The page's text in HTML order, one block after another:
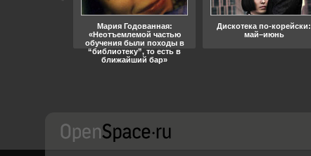
Мария Годованная:
«Неотъемлемой частью
обучения были походы в
“библиотеку”, то есть в
ближайший бар»
Дискотека по-корейски:
май–июнь